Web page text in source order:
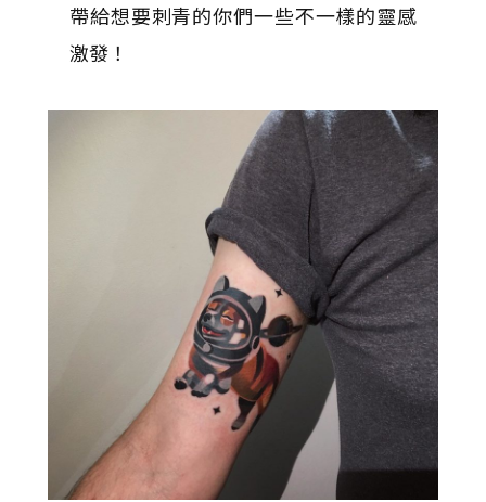
帶給想要刺青的你們一些不一樣的靈感
激發！